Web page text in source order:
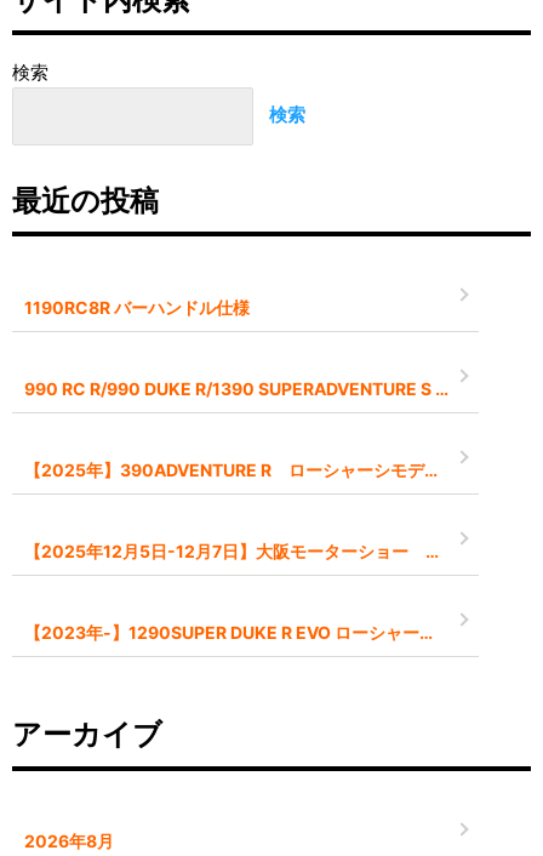
検索
検索
最近の投稿
1190RC8R バーハンドル仕様
990 RC R/990 DUKE R/1390 SUPERADVENTURE S EVO 2026モデル予約受付中です
【2025年】390ADVENTURE R ローシャーシモデル【-45mm】
【2025年12月5日-12月7日】大阪モーターショー インポートブランドとして出展します
【2023年-】1290SUPER DUKE R EVO ローシャーシモデル【-45mm】
アーカイブ
2026年8月